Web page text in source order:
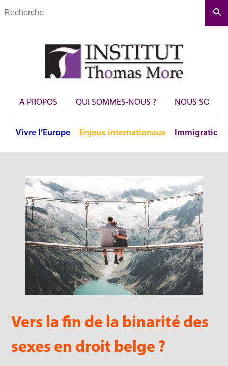
A PROPOS QUI SOMMES-NOUS ? NOUS
Vivre l’Europe Enjeux internationaux Immigration
Vers la fin de la binarité des
sexes en droit belge ?